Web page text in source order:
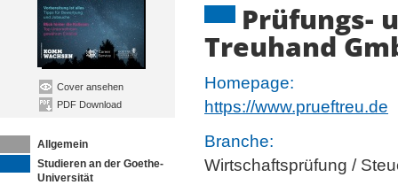
Cover ansehen
PDF Download
Allgemein
Studieren an der Goethe-
Universität
Prüfungs-
Treuhand
Homepage:
https://www.prueftreu.de
Branche:
Wirtschaftsprüfung /